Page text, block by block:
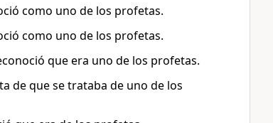
como uno de los profetas.
como uno de los profetas.
que era uno de los profetas.
de que se trataba de uno de los